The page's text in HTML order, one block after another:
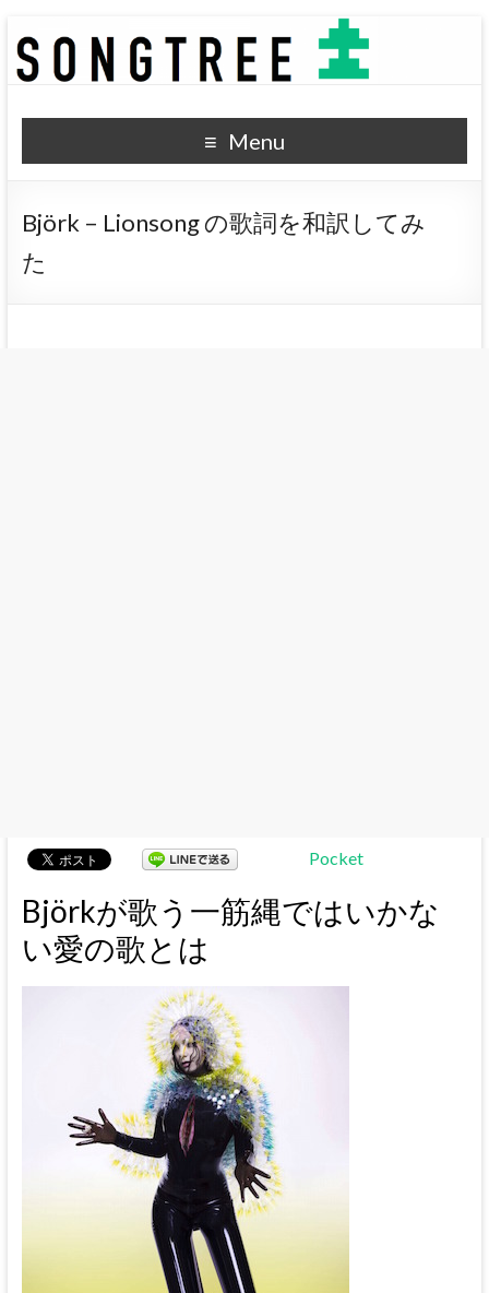
SONGTREE
洋楽歌詞の和訳なら
Menu
Björk – Lionsong の歌詞を和訳してみ
た
Pocket
Björkが歌う一筋縄ではいかな
い愛の歌とは